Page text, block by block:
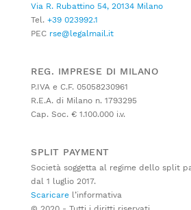
Via R. Rubattino 54, 20134 Milano
Tel. +39 023992.1
PEC rse@legalmail.it
REG. IMPRESE DI MILANO
P.IVA e C.F. 05058230961
R.E.A. di Milano n. 1793295
Cap. Soc. € 1.100.000 i.v.
SPLIT PAYMENT
Società soggetta al regime dello split
dal 1 luglio 2017.
Scaricare l’informativa